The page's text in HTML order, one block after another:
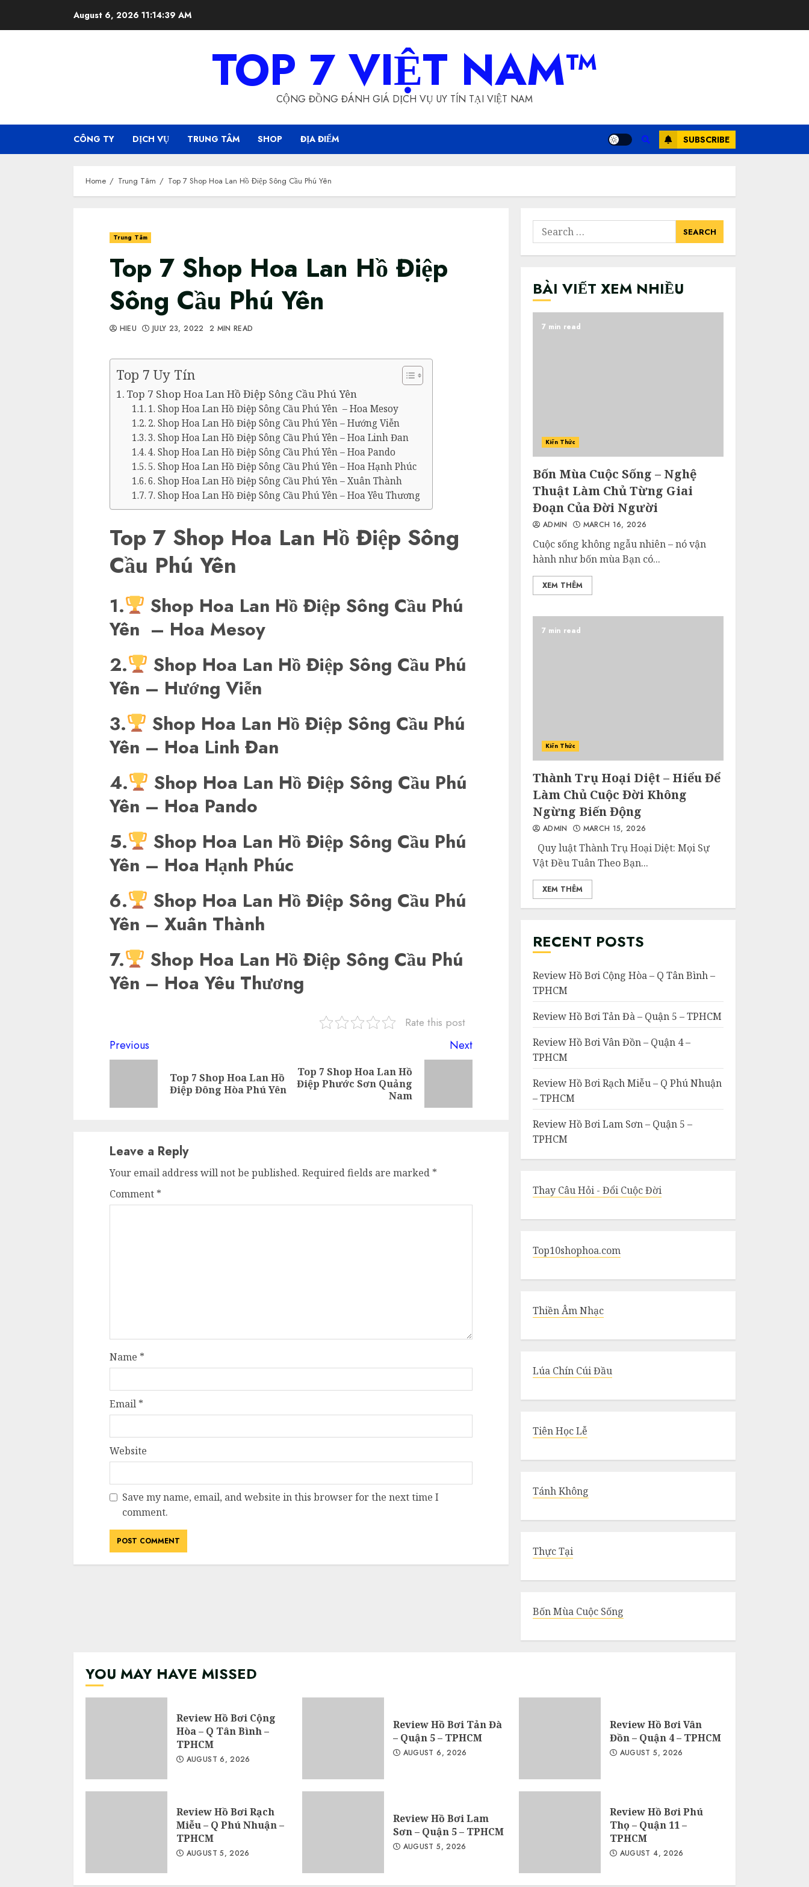
August 6, 2026 11:14:39 AM
TOP 7 VIỆT NAM™
CỘNG ĐỒNG ĐÁNH GIÁ DỊCH VỤ UY TÍN TẠI VIỆT NAM
CÔNG TY DỊCH VỤ TRUNG TÂM SHOP ĐỊA ĐIỂM SUBSCRIBE
Home Trung Tâm Top 7 Shop Hoa Lan Hồ Điệp Sông Cầu Phú Yên
Trung Tâm
Top 7 Shop Hoa Lan Hồ Điệp
Sông Cầu Phú Yên
HIEU JULY 23, 2022 2 MIN READ
Top 7 Uy Tín
Top 7 Shop Hoa Lan Hồ Điệp Sông Cầu Phú Yên
1. Shop Hoa Lan Hồ Điệp Sông Cầu Phú Yên – Hoa Mesoy
2. Shop Hoa Lan Hồ Điệp Sông Cầu Phú Yên – Hướng Viễn
3. Shop Hoa Lan Hồ Điệp Sông Cầu Phú Yên – Hoa Linh Đan
4. Shop Hoa Lan Hồ Điệp Sông Cầu Phú Yên – Hoa Pando
5. Shop Hoa Lan Hồ Điệp Sông Cầu Phú Yên – Hoa Hạnh Phúc
6. Shop Hoa Lan Hồ Điệp Sông Cầu Phú Yên – Xuân Thành
7. Shop Hoa Lan Hồ Điệp Sông Cầu Phú Yên – Hoa Yêu Thương
Top 7 Shop Hoa Lan Hồ Điệp Sông
Cầu Phú Yên
1.
Shop Hoa Lan Hồ Điệp Sông Cầu Phú
Yên – Hoa Mesoy
2.
Shop Hoa Lan Hồ Điệp Sông Cầu Phú
Yên – Hướng Viễn
3.
Shop Hoa Lan Hồ Điệp Sông Cầu Phú
Yên – Hoa Linh Đan
4.
Shop Hoa Lan Hồ Điệp Sông Cầu Phú
Yên – Hoa Pando
5.
Shop Hoa Lan Hồ Điệp Sông Cầu Phú
Yên – Hoa Hạnh Phúc
6.
Shop Hoa Lan Hồ Điệp Sông Cầu Phú
Yên – Xuân Thành
7.
Shop Hoa Lan Hồ Điệp Sông Cầu Phú
Yên – Hoa Yêu Thương
Rate this post
Continue
Reading
Previous
Previous
Top 7 Shop Hoa Lan Hồ
Điệp Đông Hòa Phú Yên
Next
Next
Top 7 Shop Hoa Lan Hồ
Điệp Phước Sơn Quảng
Nam
Leave a Reply
Your email address will not be published. Required fields are marked *
Comment *
Name *
Email *
Website
Save my name, email, and website in this browser for the next time I
comment.
Search
for:
BÀI VIẾT XEM NHIỀU
7 min read
Kiến Thức
Bốn Mùa Cuộc Sống – Nghệ
Thuật Làm Chủ Từng Giai
Đoạn Của Đời Người
ADMIN MARCH 16, 2026
Cuộc sống không ngẫu nhiên – nó vận
hành như bốn mùa Bạn có...
XEM THÊM
7 min read
Kiến Thức
Thành Trụ Hoại Diệt – Hiểu Để
Làm Chủ Cuộc Đời Không
Ngừng Biến Động
ADMIN MARCH 15, 2026
Quy luật Thành Trụ Hoại Diệt: Mọi Sự
Vật Đều Tuân Theo Bạn...
XEM THÊM
RECENT POSTS
Review Hồ Bơi Cộng Hòa – Q Tân Bình –
TPHCM
Review Hồ Bơi Tản Đà – Quận 5 – TPHCM
Review Hồ Bơi Vân Đồn – Quận 4 –
TPHCM
Review Hồ Bơi Rạch Miễu – Q Phú Nhuận
– TPHCM
Review Hồ Bơi Lam Sơn – Quận 5 –
TPHCM
Thay Câu Hỏi - Đổi Cuộc Đời
Top10shophoa.com
Thiền Âm Nhạc
Lúa Chín Cúi Đầu
Tiên Học Lễ
Tánh Không
Thực Tại
Bốn Mùa Cuộc Sống
YOU MAY HAVE MISSED
Review Hồ Bơi Cộng
Hòa – Q Tân Bình –
TPHCM
AUGUST 6, 2026
Review Hồ Bơi Tản Đà
– Quận 5 – TPHCM
AUGUST 6, 2026
Review Hồ Bơi Vân
Đồn – Quận 4 – TPHCM
AUGUST 5, 2026
Review Hồ Bơi Rạch
Miễu – Q Phú Nhuận –
TPHCM
AUGUST 5, 2026
Review Hồ Bơi Lam
Sơn – Quận 5 – TPHCM
AUGUST 5, 2026
Review Hồ Bơi Phú
Thọ – Quận 11 –
TPHCM
AUGUST 4, 2026